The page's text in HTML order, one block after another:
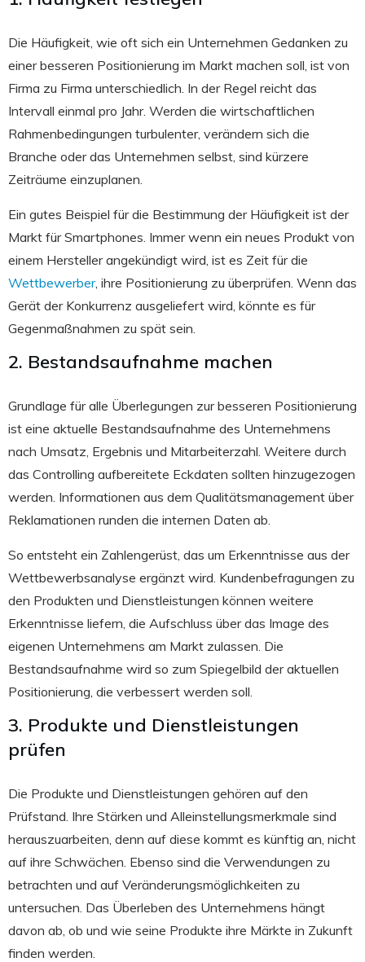
Die Häufigkeit, wie oft sich ein Unternehmen Gedanken zu
einer besseren Positionierung im Markt machen soll, ist von
Firma zu Firma unterschiedlich. In der Regel reicht das
Intervall einmal pro Jahr. Werden die wirtschaftlichen
Rahmenbedingungen turbulenter, verändern sich die
Branche oder das Unternehmen selbst, sind kürzere
Zeiträume einzuplanen.
Ein gutes Beispiel für die Bestimmung der Häufigkeit ist der
Markt für Smartphones. Immer wenn ein neues Produkt von
einem Hersteller angekündigt wird, ist es Zeit für die
Wettbewerber, ihre Positionierung zu überprüfen. Wenn das
Gerät der Konkurrenz ausgeliefert wird, könnte es für
Gegenmaßnahmen zu spät sein.
2. Bestandsaufnahme machen
Grundlage für alle Überlegungen zur besseren Positionierung
ist eine aktuelle Bestandsaufnahme des Unternehmens
nach Umsatz, Ergebnis und Mitarbeiterzahl. Weitere durch
das Controlling aufbereitete Eckdaten sollten hinzugezogen
werden. Informationen aus dem Qualitätsmanagement über
Reklamationen runden die internen Daten ab.
So entsteht ein Zahlengerüst, das um Erkenntnisse aus der
Wettbewerbsanalyse ergänzt wird. Kundenbefragungen zu
den Produkten und Dienstleistungen können weitere
Erkenntnisse liefern, die Aufschluss über das Image des
eigenen Unternehmens am Markt zulassen. Die
Bestandsaufnahme wird so zum Spiegelbild der aktuellen
Positionierung, die verbessert werden soll.
3. Produkte und Dienstleistungen
prüfen
Die Produkte und Dienstleistungen gehören auf den
Prüfstand. Ihre Stärken und Alleinstellungsmerkmale sind
herauszuarbeiten, denn auf diese kommt es künftig an, nicht
auf ihre Schwächen. Ebenso sind die Verwendungen zu
betrachten und auf Veränderungsmöglichkeiten zu
untersuchen. Das Überleben des Unternehmens hängt
davon ab, ob und wie seine Produkte ihre Märkte in Zukunft
finden werden.